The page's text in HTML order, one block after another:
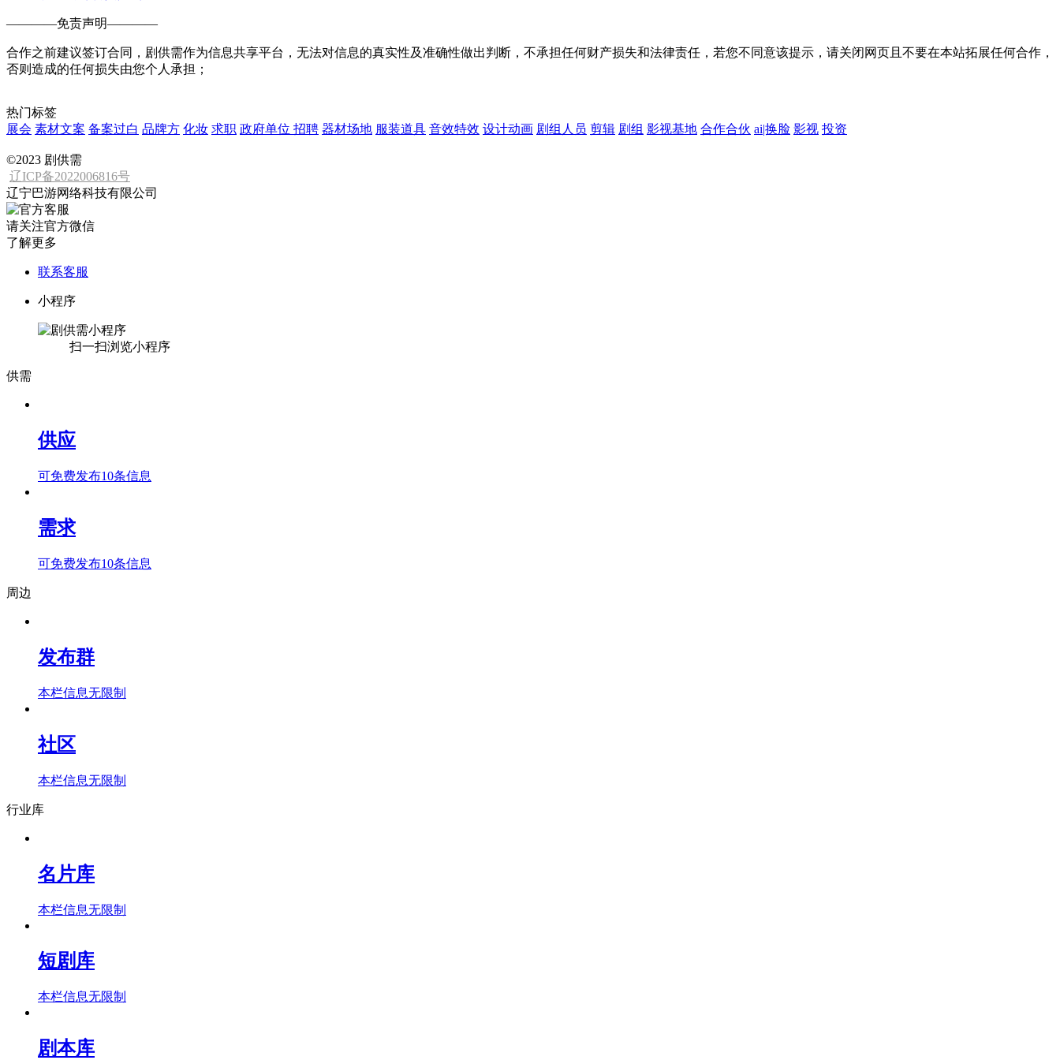
————免责声明————
合作之前建议签订合同，剧供需作为信息共享平台，无法对信息的真实性及准确性做出判断，不承担任何财产损失和法律责任，若您不同意该提示，请关闭网页且不要在本站拓展任何合作，
否则造成的任何损失由您个人承担；
热门标签
展会 素材文案 备案过白 品牌方 化妆 求职 政府单位 招聘 器材场地 服装道具 音效特效 设计动画 剧组人员 剪辑 剧组 影视基地 合作合伙 ai|换脸 影视 投资
©2023 剧供需
辽ICP备2022006816号
辽宁巴游网络科技有限公司
请关注官方微信
了解更多
联系客服
小程序
扫一扫浏览小程序
供需
供应
可免费发布10条信息
需求
可免费发布10条信息
周边
发布群
本栏信息无限制
社区
本栏信息无限制
行业库
名片库
本栏信息无限制
短剧库
本栏信息无限制
剧本库